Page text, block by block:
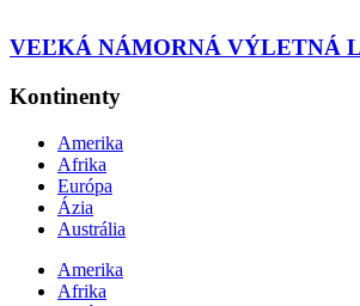
VEĽKÁ NÁMORNÁ VÝLETNÁ
Kontinenty
Amerika
Afrika
Európa
Ázia
Austrália
Amerika
Afrika